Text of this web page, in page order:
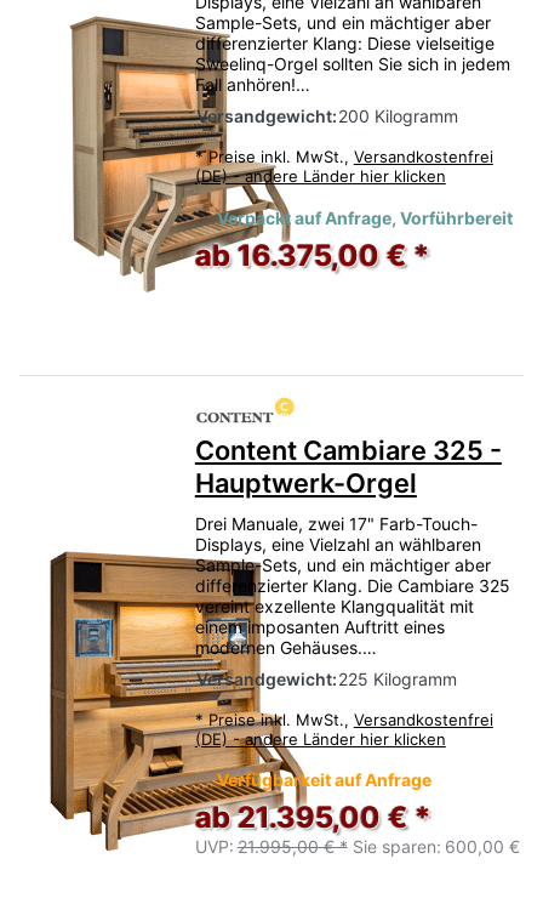
Sample-Sets, und ein mächtiger aber
differenzierter Klang: Diese vielseitige
Sweelinq-Orgel sollten Sie sich in jedem
Fall anhören!…
Versandgewicht:200 Kilogramm
* Preise inkl. MwSt., Versandkostenfrei
(DE) - andere Länder hier klicken
Verpackt auf Anfrage, Vorführbereit
ab 16.375,00 € *
Content Cambiare 325 -
Hauptwerk-Orgel
Drei Manuale, zwei 17" Farb-Touch-
Displays, eine Vielzahl an wählbaren
Sample-Sets, und ein mächtiger aber
differenzierter Klang. Die Cambiare 325
vereint exzellente Klangqualität mit
einem imposanten Auftritt eines
modernen Gehäuses.…
Versandgewicht:225 Kilogramm
* Preise inkl. MwSt., Versandkostenfrei
(DE) - andere Länder hier klicken
Verfügbarkeit auf Anfrage
ab 21.395,00 € *
UVP: 21.995,00 € * Sie sparen: 600,00 €